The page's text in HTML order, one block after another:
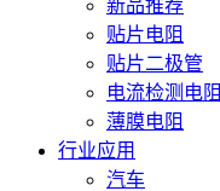
新品推荐
贴片电阻
贴片二极管
电流检测电阻
薄膜电阻
行业应用
汽车